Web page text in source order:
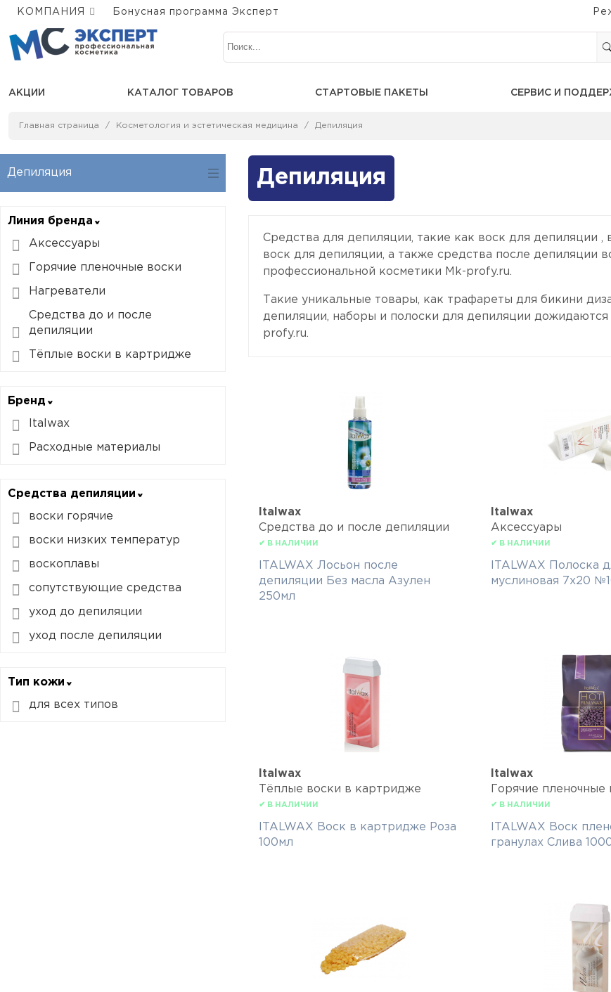
КОМПАНИЯ Бонусная программа Эксперт
АКЦИИ КАТАЛОГ ТОВАРОВ СТАРТОВЫЕ ПАКЕТЫ СЕРВИС И
Главная страница Косметология и эстетическая медицина Депиляция
Депиляция
Линия бренда
Аксессуары
Горячие пленочные воски
Нагреватели
Средства до и после
депиляции
Тёплые воски в картридже
Бренд
Italwax
Расходные материалы
Средства депиляции
воски горячие
воски низких температур
воскоплавы
сопутствующие средства
уход до депиляции
уход после депиляции
Тип кожи
для всех типов
Депиляция
Средства для депиляции, такие как воск для депиляции ,
воск для депиляции, а также средства после депиляции
профессиональной косметики Mk-profy.ru.
Такие уникальные товары, как трафареты для бикини
депиляции, наборы и полоски для депиляции дожидаются
profy.ru.
Italwax
Средства до и после депиляции
✔ В НАЛИЧИИ
ITALWAX Лосьон после
депиляции Без масла Азулен
250мл
Italwax
Аксессуары
✔ В НАЛИЧИИ
ITALWAX Полоска
муслиновая 7х20
Italwax
Тёплые воски в картридже
✔ В НАЛИЧИИ
ITALWAX Воск в картридже Роза
100мл
Italwax
Горячие пленочные
✔ В НАЛИЧИИ
ITALWAX Воск
гранулах Слива